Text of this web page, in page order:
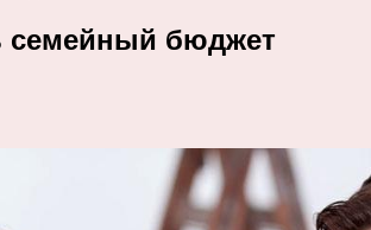
семейный бюджет